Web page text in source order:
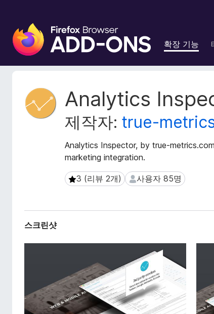
F
i
e
확장 기능
Analytics
제작자: true-
Analytics Inspector, by true-
marketing integration.
3 (리뷰 2개)
3 (리뷰 2개) 사용자 85명
사용자 85명
확
장
메
스크린샷